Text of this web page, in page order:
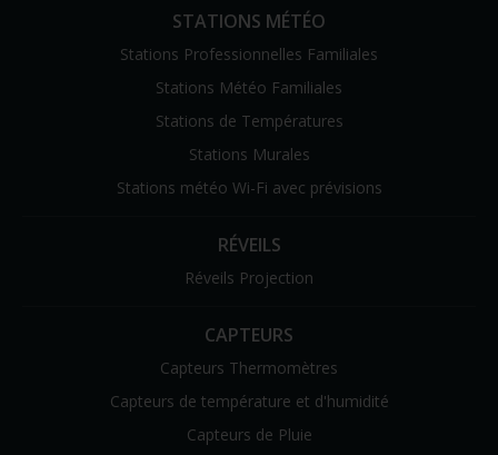
STATIONS MÉTÉO
Stations Professionnelles Familiales
Stations Météo Familiales
Stations de Températures
Stations Murales
Stations météo Wi-Fi avec prévisions
RÉVEILS
Réveils Projection
CAPTEURS
Capteurs Thermomètres
Capteurs de température et d'humidité
Capteurs de Pluie